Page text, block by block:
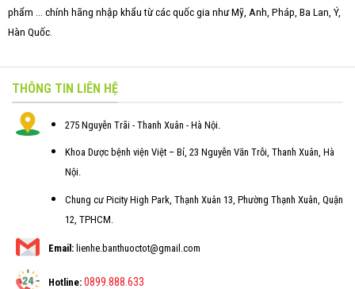
phẩm ... chính hãng nhập khẩu từ các quốc gia như Mỹ, Anh, Pháp, Ba Lan, Ý,
Hàn Quốc.
THÔNG TIN LIÊN HỆ
275 Nguyễn Trãi - Thanh Xuân - Hà Nội.
Khoa Dược bệnh viện Việt – Bỉ, 23 Nguyễn Văn Trỗi, Thanh Xuân, Hà
Nội.
Chung cư Picity High Park, Thạnh Xuân 13, Phường Thạnh Xuân, Quận
12, TPHCM.
Email: lienhe.banthuoctot@gmail.com
Hotline: 0899.888.633